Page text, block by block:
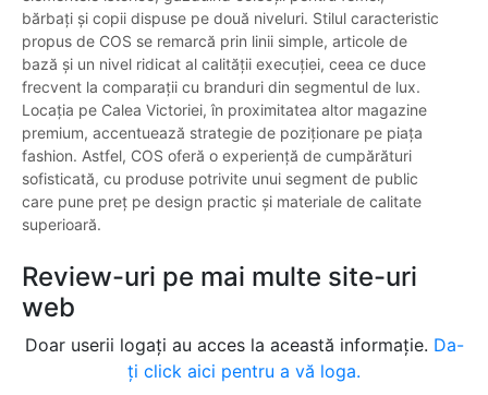
bărbați și copii dispuse pe două niveluri. Stilul caracteristic
propus de COS se remarcă prin linii simple, articole de
bază și un nivel ridicat al calității execuției, ceea ce duce
frecvent la comparații cu branduri din segmentul de lux.
Locația pe Calea Victoriei, în proximitatea altor magazine
premium, accentuează strategie de poziționare pe piața
fashion. Astfel, COS oferă o experiență de cumpărături
sofisticată, cu produse potrivite unui segment de public
care pune preț pe design practic și materiale de calitate
superioară.
Review-uri pe mai multe site-uri
web
Doar userii logați au acces la această informație. Da-
ți click aici pentru a vă loga.